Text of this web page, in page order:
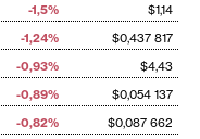
-1,5%
$1,14
-1,24%
$0,437 817
-0,93%
$4,43
-0,89%
$0,054 137
-0,82%
$0,087 662